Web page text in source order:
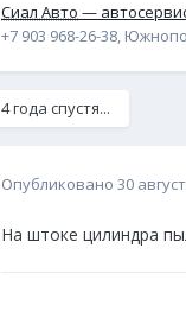
Сиал Авто —
+7 903 968-26-38,
4 года спустя...
Опубликовано 30
На штоке цилиндра